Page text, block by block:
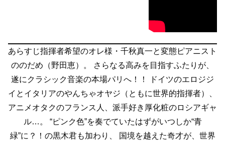
あらすじ指揮者希望のオレ様・千秋真一と変態ピアニスト
ののだめ（野田恵）。 さらなる高みを目指すふたりが、
遂にクラシック音楽の本場パリへ！！ ドイツのエロジジ
イとイタリアのやんちゃオヤジ（ともに世界的指揮者）、
アニメオタクのフランス人、派手好き厚化粧のロシアギャ
ル…。 “ピンク色”を奏でていたはずがいつしか“青
緑”に？！の黒木君も加わり、 国境を越えた奇才が、世界